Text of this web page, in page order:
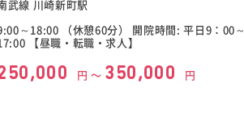
武線 川崎新町駅
～18:00 （休憩60分） 開院時間: 平日9：00～
【昼職・転職・求人】
円 〜 350,000 円